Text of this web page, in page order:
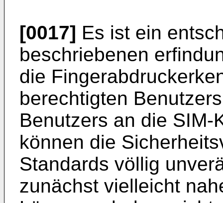
[0017] Es ist ein
beschriebenen
die
berechtigten
Benutzers an die
können die
Standards völlig
zunächst vielleicht